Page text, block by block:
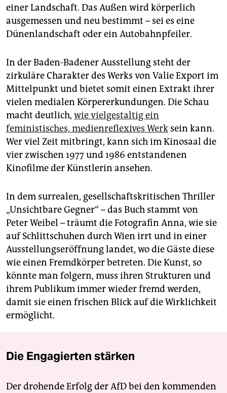
einer Landschaft. Das Außen wird körperlich
ausgemessen und neu bestimmt – sei es eine
Dünenlandschaft oder ein Autobahnpfeiler.
In der Baden-Badener Ausstellung steht der
zirkuläre Charakter des Werks von ­Valie Export im
Mittelpunkt und bietet somit einen Extrakt ihrer
vielen medialen Körpererkundungen. Die Schau
macht deutlich, wie vielgestaltig ein
feministisches, medienreflexives Werk sein kann.
Wer viel Zeit mitbringt, kann sich im Kinosaal die
vier zwischen 1977 und 1986 entstandenen
Kinofilme der Künstlerin ansehen.
In dem surrealen, gesellschaftskritischen Thriller
„Unsichtbare Gegner“ – das Buch stammt von
Peter Weibel – träumt die Fotografin Anna, wie sie
auf Schlittschuhen durch Wien irrt und in einer
Ausstellungseröffnung landet, wo die Gäste diese
wie einen Fremdkörper betreten. Die Kunst, so
könnte man folgern, muss ihren Strukturen und
ihrem Publikum immer wieder fremd werden,
damit sie einen frischen Blick auf die Wirklichkeit
ermöglicht.
Die Engagierten stärken
Der drohende Erfolg der AfD bei den kommenden